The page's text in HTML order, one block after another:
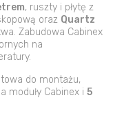
, ruszty i płytę z
oraz Quartz
Zabudowa Cabinex
na
do montażu,
moduły Cabinex i 5